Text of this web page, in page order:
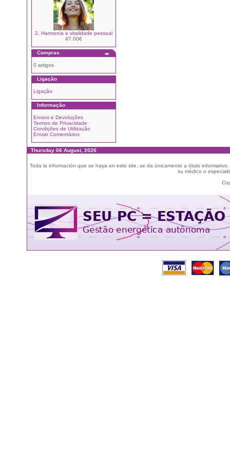
2. Harmonia e vitalidade pessoal
47.00€
Compras
0 artigos
Ligação
Ligação
Informação
Envios e Devoluções
Termos de Privacidade
Condições de Utilização
Enviar Comentários
Thursday 06 August, 2026
Toda la información que se haya en este site, se da únicamente a título
su médico o